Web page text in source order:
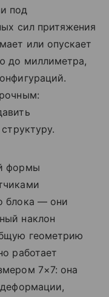
под
сил притяжения
или опускает
до миллиметра,
формы
блока — они
наклон
геометрию
работает
7×7: она